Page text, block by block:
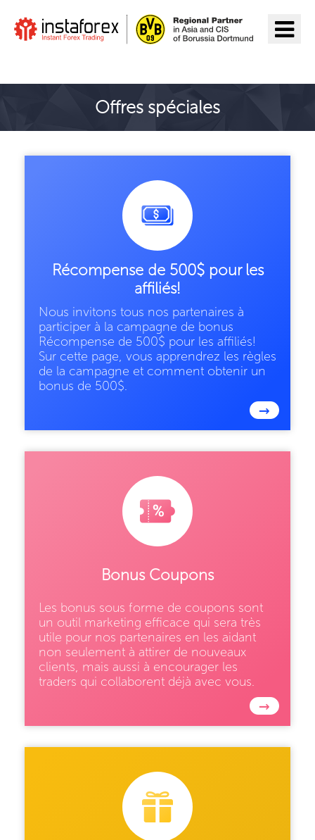
Offres spéciales
Récompense de 500$ pour les
affiliés!
Nous invitons tous nos partenaires à
participer à la campagne de bonus
Récompense de 500$ pour les affiliés!
Sur cette page, vous apprendrez les règles
de la campagne et comment obtenir un
bonus de 500$.
→
Bonus Coupons
Les bonus sous forme de coupons sont
un outil marketing efficace qui sera très
utile pour nos partenaires en les aidant
non seulement à attirer de nouveaux
clients, mais aussi à encourager les
traders qui collaborent déjà avec vous.
→